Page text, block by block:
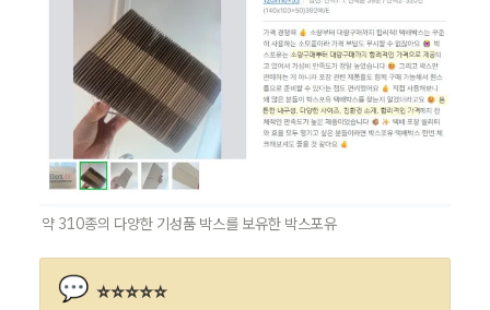
약 310종의 다양한 기성품 박스를 보유한 박스포유
💬 ⭐⭐⭐⭐⭐